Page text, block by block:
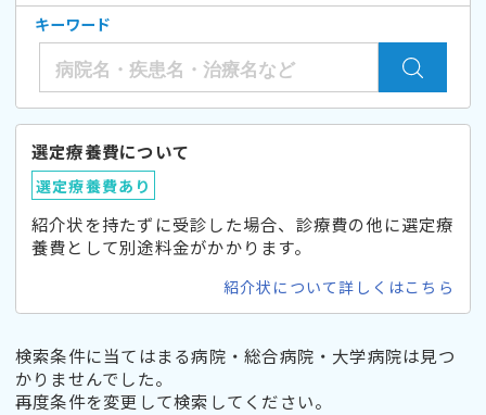
キーワード
選定療養費について
選定療養費あり
紹介状を持たずに受診した場合、診療費の他に選定療
養費として別途料金がかかります。
紹介状について詳しくはこちら
検索条件に当てはまる病院・総合病院・大学病院は見つ
かりませんでした。
再度条件を変更して検索してください。